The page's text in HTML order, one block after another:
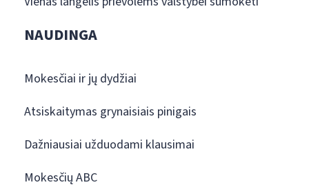
NAUDINGA
Mokesčiai ir jų dydžiai
Atsiskaitymas grynaisiais pinigais
Dažniausiai užduodami klausimai
Mokesčių ABC